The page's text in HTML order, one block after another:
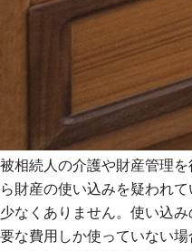
被相続人の介護や財産管理
ら財産の使い込みを疑われ
少なくありません。使い込
要な費用しか使っていない